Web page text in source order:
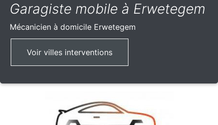
Garagiste mobile à Erwetegem
Mécanicien à domicile Erwetegem
Voir villes interventions